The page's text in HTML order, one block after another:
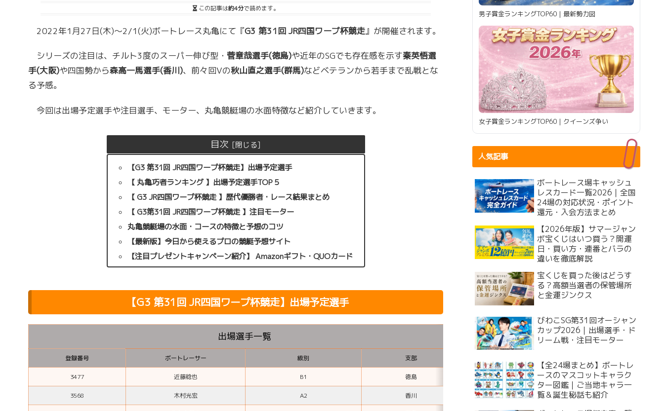
この記事は約4分で読めます。
2022年1月27日(木)～2/1(火)ボートレース丸亀にて『G3 第31回 JR四国ワープ杯競走』が開催されます。
シリーズの注目は、チルト3度のスーパー伸び型・ 菅章哉選手(徳島)や近年のSGでも存在感を示す秦英悟選
手(大阪)や四国勢から森高一馬選手(香川)、前々回Vの秋山直之選手(群馬)などベテランから若手まで乱戦とな
る予感。
今回は出場予定選手や注目選手、モーター、丸亀競艇場の水面特徴など紹介していきます。
目次
【G3 第31回 JR四国ワープ杯競走】出場予定選手
【 丸亀巧者ランキング 】出場予定選手TOP５
【 G3 JR四国ワープ杯競走 】歴代優勝者・レース結果まとめ
【 G3第31回 JR四国ワープ杯競走 】注目モーター
丸亀競艇場の水面・コースの特徴と予想のコツ
【最新版】今日から使えるプロの競艇予想サイト
【注目プレゼントキャンペーン紹介】 Amazonギフト・QUOカード
【G3 第31回 JR四国ワープ杯競走】出場予定選手
出場選手一覧
登録番号 ボートレーサー 級別 支部
3477 近藤稔也 B1 徳島
3568 木村光宏 A2 香川
男子賞金ランキングTOP60｜最新勢力図
女子賞金ランキングTOP60｜クイーンズ争い
人気記事
ボートレース場キャッシュ
レスカード一覧2026｜全国
24場の対応状況・ポイント
還元・入会方法まとめ
【2026年版】サマージャン
ボ宝くじはいつ買う？開運
日・買い方・連番とバラの
違いを徹底解説
宝くじを買った後はどうす
る？高額当選者の保管場所
と金運ジンクス
びわこSG第31回オーシャン
カップ2026｜出場選手・ド
リーム戦・注目モーター
【全24場まとめ】ボートレ
ースのマスコットキャラク
ター図鑑｜ご当地キャラ一
覧＆誕生秘話も紹介